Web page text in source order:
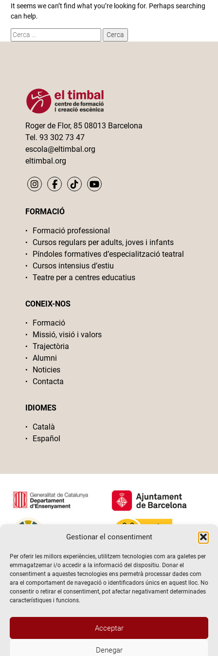
Gestionar el consentiment
Per oferir les millors experiències, utilitzem tecnologies com ara galetes per
emmagatzemar i/o accedir a la informació del dispositiu. Donar el
consentiment a aquestes tecnologies ens permetrà processar dades com
ara el comportament de navegació o identificadors únics en aquest lloc. No
consentir o retirar el consentiment, pot afectar negativament determinades
característiques i funcions.
Acceptar
Denegar
It seems we can’t find what you’re looking for. Perhaps searching
can help.
Cerca:
Roger de Flor, 85 08013 Barcelona
Tel. 93 302 73 47
escola@eltimbal.org
eltimbal.org
FORMACIÓ
Formació professional
Cursos regulars per adults, joves i infants
Píndoles formatives d’especialització teatral
Cursos intensius d’estiu
Teatre per a centres educatius
CONEIX-NOS
Formació
Missió, visió i valors
Trajectòria
Alumni
Noticies
Contacta
IDIOMES
Català
Español
@2026 Escola de teatre El Timbal. Tots els drets reservats